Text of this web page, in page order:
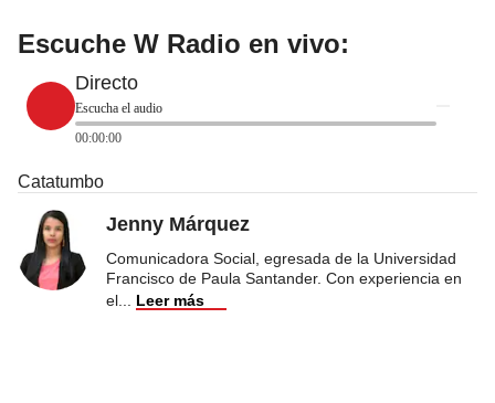
Escuche W Radio en vivo:
Directo
Escucha el audio
00:00:00
Catatumbo
Jenny Márquez
Comunicadora Social, egresada de la Universidad
Francisco de Paula Santander. Con experiencia en
el
Leer más